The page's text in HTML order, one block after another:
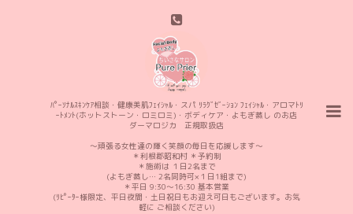
ﾊﾟｰｿﾅﾙｽｷﾝｹｱ相談・健康美肌ﾌｪｲｼｬﾙ・スパ ﾘﾗｸﾞｾﾞｰｼｮﾝ ﾌｪｲｼｬﾙ・アロマﾄﾘ
ｰﾄﾒﾝﾄ(ホットストーン・ロミロミ)・ボディケア・よもぎ蒸し のお店
ダーマロジカ 正規取扱店
〜頑張る女性達の輝く笑顔の毎日を応援します〜
＊利根郡昭和村 ＊予約制
＊施術は １日2名まで
(よもぎ蒸し… 2名同時可×１日1組まで)
＊平日 9:30〜16:30 基本営業
(ﾘﾋﾟｰﾀｰ様限定、平日夜間・土日祝日もお迎え可日もございます。お気
軽に ご相談ください)